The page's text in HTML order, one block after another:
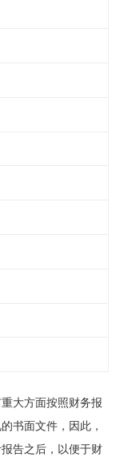
大方面按照财务报
书面文件，因此，
告之后，以便于财